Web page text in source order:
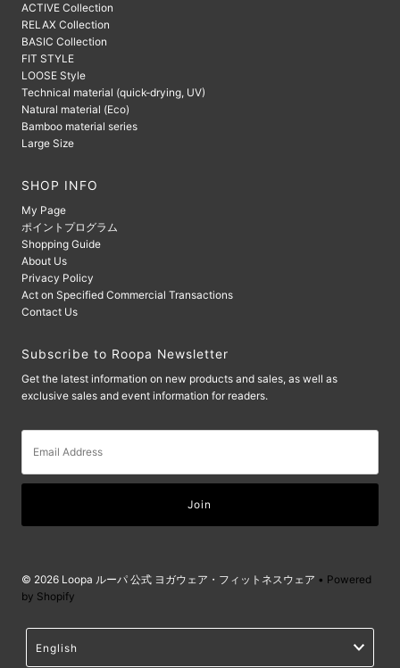
ACTIVE Collection
RELAX Collection
BASIC Collection
FIT STYLE
LOOSE Style
Technical material (quick-drying, UV)
Natural material (Eco)
Bamboo material series
Large Size
SHOP INFO
My Page
ポイントプログラム
Shopping Guide
About Us
Privacy Policy
Act on Specified Commercial Transactions
Contact Us
Subscribe to Roopa Newsletter
Get the latest information on new products and sales, as well as
exclusive sales and event information for readers.
Address
© 2026 Loopa ルーパ 公式 ヨガウェア・フィットネスウェア • Powered
by Shopify
Language
English